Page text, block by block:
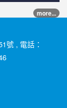
more...
號 , 電話：